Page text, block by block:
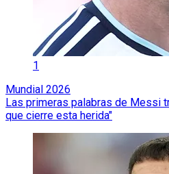
1
Mundial 2026
Las primeras palabras de Messi
que cierre esta herida"